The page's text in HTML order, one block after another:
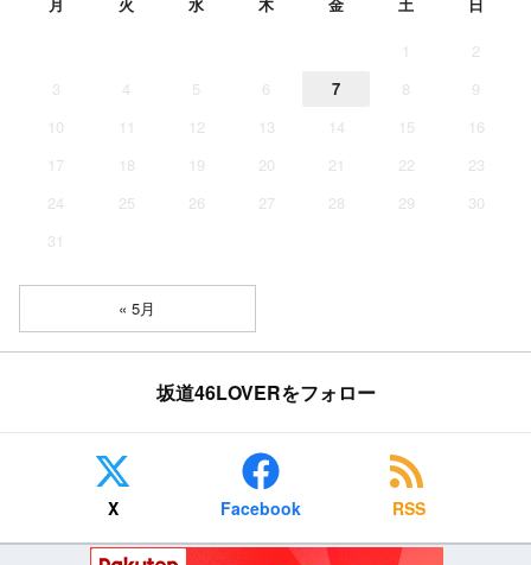
1
2
3
4 5 6 7 8
9
10
11 12 13 14 15
16
17
18 19 20 21 22
23
24
25 26 27 28 29
30
31
« 5月
坂道46LOVERをフォロー
X Facebook RSS